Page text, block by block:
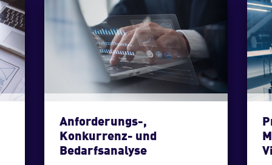
Anforderungs-,
Konkurrenz- und
Bedarfsanalyse